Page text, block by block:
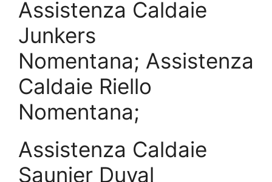
Assistenza Caldaie
Junkers
Nomentana; Assistenza
Caldaie Riello
Nomentana;
Assistenza Caldaie
Saunier Duval